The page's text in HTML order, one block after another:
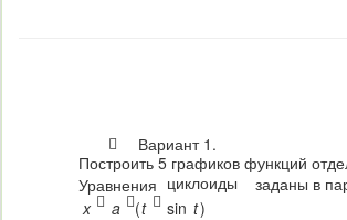

Вариант 1.
Построить 5 графиков функций
Уравнения циклоиды заданы в
)
sin
(
t
t
a
x


